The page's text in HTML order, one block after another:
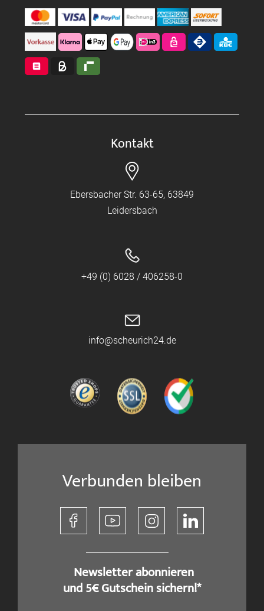
Kontakt
Ebersbacher Str. 63-65, 63849
Leidersbach
+49 (0) 6028 / 406258-0
info@scheurich24.de
Verbunden bleiben
​ Newsletter abonnieren
und 5€ Gutschein sichern!*